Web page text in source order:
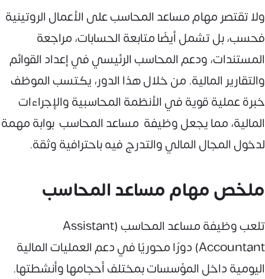
ولا تقتصر مهام مساعد المحاسب على الأعمال الروتينية
فحسب، بل تشمل أيضًا متابعة الحسابات، مراجعة
المستندات، ودعم المحاسب الرئيسي في إعداد القوائم
والتقارير المالية. من خلال هذا الدور، يكتسب الموظف
خبرة عملية قوية في الأنظمة المحاسبية والإجراءات
المالية، مما يجعل وظيفة مساعد المحاسب بوابة مهمة
لدخول المجال المالي والتدرج فيه باحترافية وثقة.
ملخص مهام مساعد المحاسب
تلعب وظيفة مساعد المحاسب (Assistant
Accountant) دورًا محوريًا في دعم العمليات المالية
اليومية داخل المؤسسات بمختلف أحجامها وأنشطتها.